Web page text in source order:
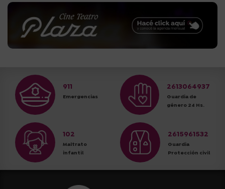
911
Emergencias
2613064937
Guardia de
género 24 Hs.
102
Maltrato
infantil
2615961532
Guardia
Protección civil